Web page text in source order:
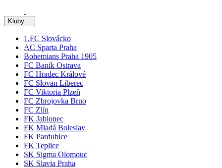
Kluby
1.FC Slovácko
AC Sparta Praha
Bohemians Praha 1905
FC Baník Ostrava
FC Hradec Králové
FC Slovan Liberec
FC Viktoria Plzeň
FC Zbrojovka Brno
FC Zlín
FK Jablonec
FK Mladá Boleslav
FK Pardubice
FK Teplice
SK Sigma Olomouc
SK Slavia Praha